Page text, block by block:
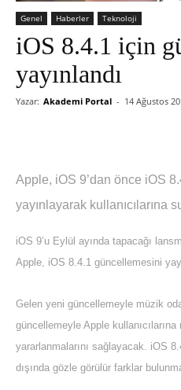
Genel Haberler Teknoloji
iOS 8.4.1 için
yayınlandı
Yazar: Akademi Portal - 14 Ağustos
Apple, iOS 9’dan önce iOS
yayınlayarak kullanıcılarına
iOS 9’u Eylül ayında tapacağı
Apple, iOS 8.4.1 güncellemesini
Gelen yeni güncellemeyle müzik
güncellemeyle Apple
yararlanmalarını sağlayacak. iOS
dışında gözle görülür farklar